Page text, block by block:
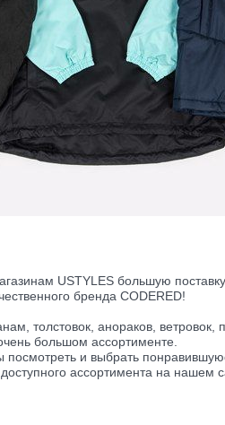
USTYLES большую
бренда CODERED!
толстовок, анораков, ветровок,
большом ассортименте.
и выбрать
ассортимента на нашем